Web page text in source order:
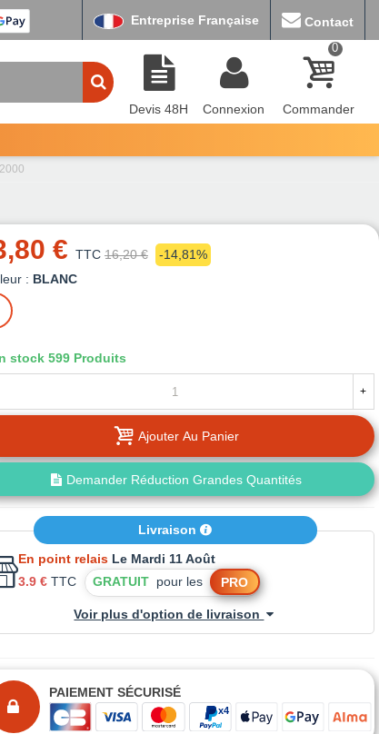
Entreprise Française Contact
Devis 48H Connexion
0
Commander
€ TTC 16,20 €
-14,81%
: BLANC
stock 599 Produits
+
Ajouter Au Panier
Demander Réduction Grandes Quantités
Livraison
En point relais Le Mardi 11 Août
3.9 € TTC GRATUITpour les PRO
Voir plus d'option de livraison
PAIEMENT SÉCURISÉ